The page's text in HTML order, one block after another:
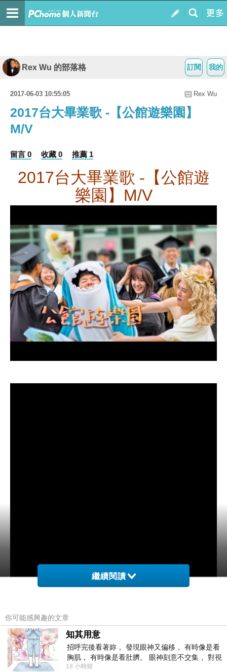
我的
訂閱
Rex Wu 的部落格
2017-06-03 10:55:05 Rex Wu
2017台大畢業歌 -【公館遊樂園】
M/V
留言 0 收藏 0 推薦 1
2017台大畢業歌 -【公館遊
樂園】 M/V
發佈日期：2017年5月27日
繼續閱讀
你可能感興趣的文章
知其用意
招呼完後看著妳， 發現眼神又偏移， 有時像是看
胸肌， 有時像是看肚臍。 眼神刻意不交集， 對視
視線不對齊， 讓我很難不
18 小時前